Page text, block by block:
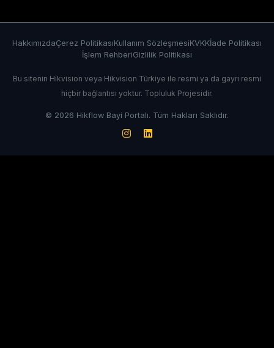
HakkımızdaÇerez PolitikasıKullanım SözleşmesiKVKKİade Politikası
İşlem RehberiGizlilik Politikası
Bu sitenin Hikvision veya Hikvision Türkiye ile resmi ya da gayrı resmi
hiçbir bağlantısı yoktur. Topluluk Projesidir.
© 2026 Hikflow Bayi Portalı. Tüm Hakları Saklıdır.